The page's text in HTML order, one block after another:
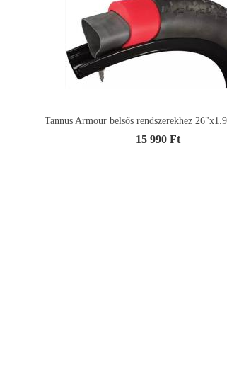
Tannus Armour belsős rendszerekhez
15 990 Ft